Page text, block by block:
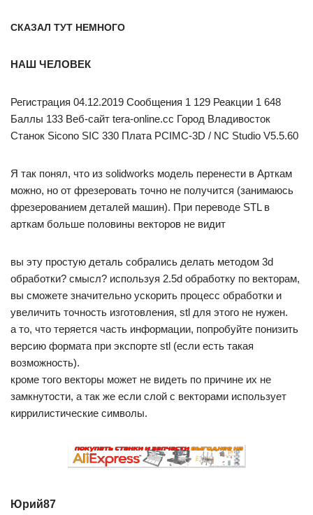
СКАЗАЛ ТУТ НЕМНОГО
НАШ ЧЕЛОВЕК
Регистрация 04.12.2019 Сообщения 1 129 Реакции 1 648
Баллы 133 Веб-сайт tera-online.cc Город Владивосток
Станок Sicono SIC 330 Плата PCIMC-3D / NC Studio V5.5.60
Я так понял, что из solidworks модель перенести в Арткам
можно, но от фрезеровать точно не получится (занимаюсь
фрезерованием деталей машин). При переводе STL в
арткам больше половины векторов не видит
вы эту простую деталь собрались делать методом 3d
обработки? смысл? используя 2.5d обработку по векторам,
вы сможете значительно ускорить процесс обработки и
увеличить точность изготовления, stl для этого не нужен.
а то, что теряется часть информации, попробуйте понизить
версию формата при экспорте stl (если есть такая
возможность).
кроме того векторы может не видеть по причине их не
замкнутости, а так же если слой с векторами использует
киррилистические символы.
Юрий87